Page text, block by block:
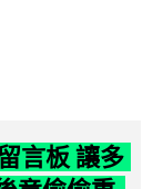
言板 讓多